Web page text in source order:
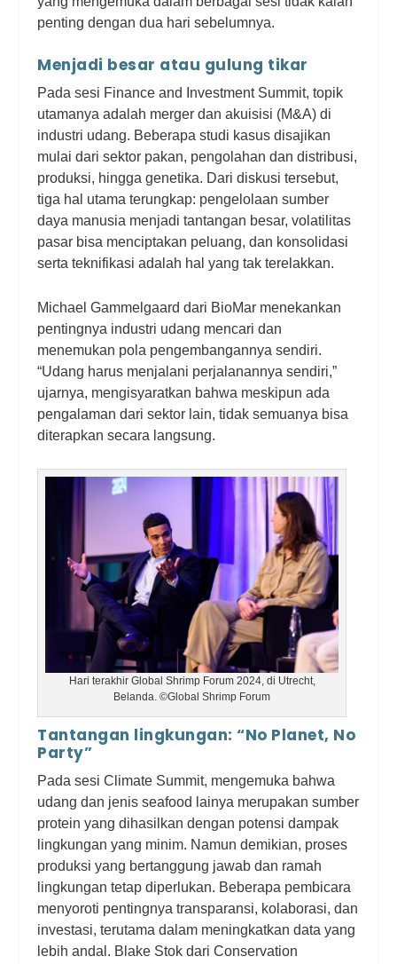
penting dengan dua hari sebelumnya.
Menjadi besar atau gulung tikar
Pada sesi Finance and Investment Summit, topik
utamanya adalah merger dan akuisisi (M&A) di
industri udang. Beberapa studi kasus disajikan
mulai dari sektor pakan, pengolahan dan distribusi,
produksi, hingga genetika. Dari diskusi tersebut,
tiga hal utama terungkap: pengelolaan sumber
daya manusia menjadi tantangan besar, volatilitas
pasar bisa menciptakan peluang, dan konsolidasi
serta teknifikasi adalah hal yang tak terelakkan.
Michael Gammelgaard dari BioMar menekankan
pentingnya industri udang mencari dan
menemukan pola pengembangannya sendiri.
“Udang harus menjalani perjalanannya sendiri,”
ujarnya, mengisyaratkan bahwa meskipun ada
pengalaman dari sektor lain, tidak semuanya bisa
diterapkan secara langsung.
Hari terakhir Global Shrimp Forum 2024, di Utrecht,
Belanda. ©Global Shrimp Forum
Tantangan lingkungan: “No Planet, No
Party”
Pada sesi Climate Summit, mengemuka bahwa
udang dan jenis seafood lainya merupakan sumber
protein yang dihasilkan dengan potensi dampak
lingkungan yang minim. Namun demikian, proses
produksi yang bertanggung jawab dan ramah
lingkungan tetap diperlukan. Beberapa pembicara
menyoroti pentingnya transparansi, kolaborasi, dan
investasi, terutama dalam meningkatkan data yang
lebih andal. Blake Stok dari Conservation